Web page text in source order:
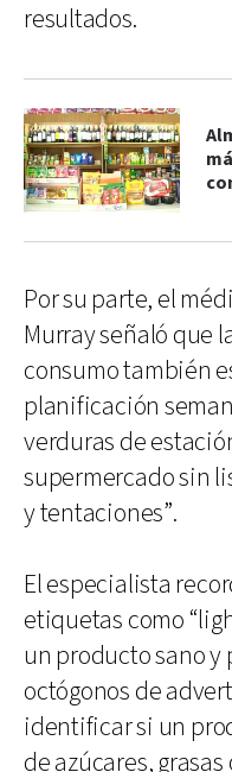
resultados.
Por su parte, el
Murray señaló que
consumo también
planificación
verduras de
supermercado sin
y tentaciones”.
El especialista
etiquetas como
un producto sano
octógonos de
identificar si un
de azúcares, grasas